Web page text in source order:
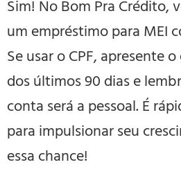
Sim! NoBom Pra Crédito,
um empréstimo para MEI
Se usar o CPF, apresente
dos últimos 90 dias e
conta será a pessoal. É
para impulsionar seu
essa chance!